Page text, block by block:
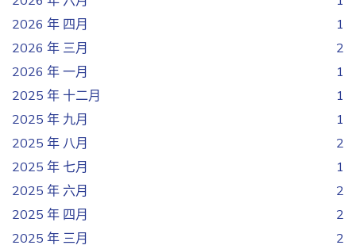
2026 年 四月
1
2026 年 三月
2
2026 年 一月
1
2025 年 十二月
1
2025 年 九月
1
2025 年 八月
2
2025 年 七月
1
2025 年 六月
2
2025 年 四月
2
2025 年 三月
2